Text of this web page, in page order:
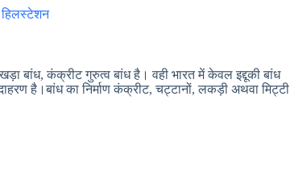
हिलस्टेशन
बांध, कंक्रीट गुरुत्व बांध है। वही भारत में केवल इद्दूकी बांध
है।बांध का निर्माण कंक्रीट, चट्टानों, लकड़ी अथवा मिट्टी